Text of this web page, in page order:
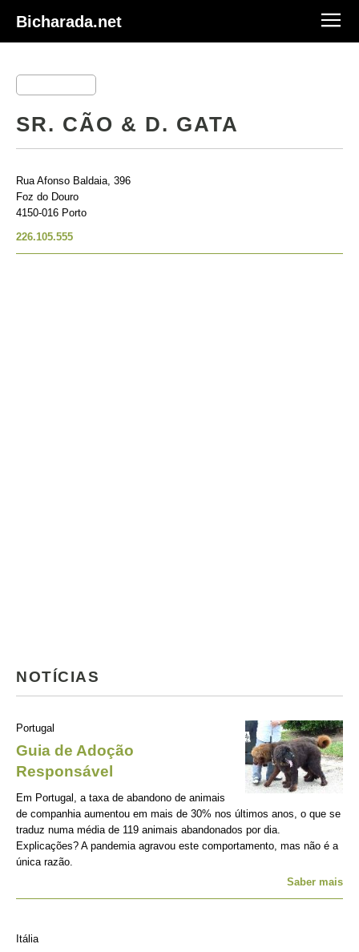
Bicharada.net
SR. CÃO & D. GATA
Rua Afonso Baldaia, 396
Foz do Douro
4150-016 Porto
226.105.555
NOTÍCIAS
Portugal
Guia de Adoção
Responsável
Em Portugal, a taxa de abandono de animais
de companhia aumentou em mais de 30% nos últimos anos, o que se
traduz numa média de 119 animais abandonados por dia.
Explicações? A pandemia agravou este comportamento, mas não é a
única razão.
Saber mais
Itália